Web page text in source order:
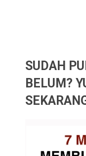
SUDAH
BELUM?